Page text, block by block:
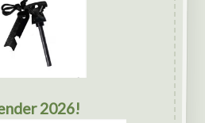
2026!